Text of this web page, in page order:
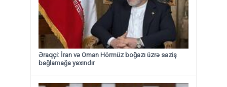
Əraqçi: İran və Oman Hörmüz boğazı üzrə saziş
bağlamağa yaxındır